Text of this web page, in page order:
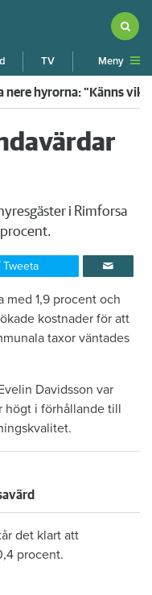
TV Meny
nere hyrorna: "Känns
i Rimforsa
Tweeta
med 1,9 procent och
kostnader för att
taxor väntades
Davidsson var
högt i förhållande till
det klart att
procent.